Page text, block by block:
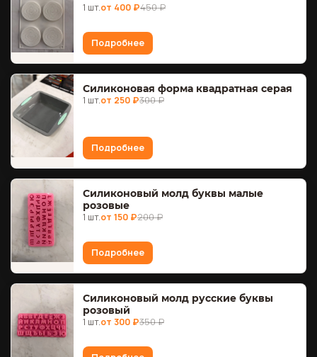
1 шт.от 400 ₽450 ₽
Подробнее
Силиконовая форма квадратная серая
1 шт.от 250 ₽300 ₽
Подробнее
Силиконовый молд буквы малые
розовые
1 шт.от 150 ₽200 ₽
Подробнее
Силиконовый молд русские буквы
розовый
1 шт.от 300 ₽350 ₽